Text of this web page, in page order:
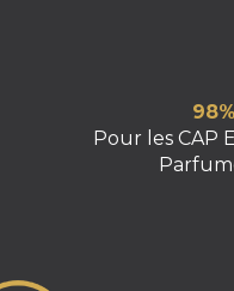
Pour les CAP